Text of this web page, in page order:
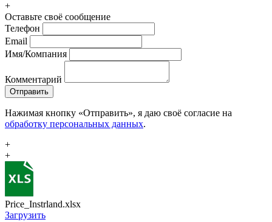
+
Оставьте своё сообщение
Телефон
Email
Имя/Компания
Комментарий
Отправить
Нажимая кнопку «Отправить», я даю своё согласие на
обработку персональных данных.
+
+
Price_Instrland.xlsx
Загрузить